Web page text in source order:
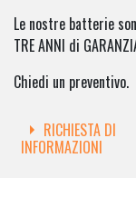
Le nostre batterie
TRE ANNI di
Chiedi un preventivo.
RICHIESTA DI
INFORMAZIONI